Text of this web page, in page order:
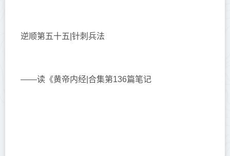
逆顺第五十五|针刺兵法
——读《黄帝内经|合集第136篇笔记